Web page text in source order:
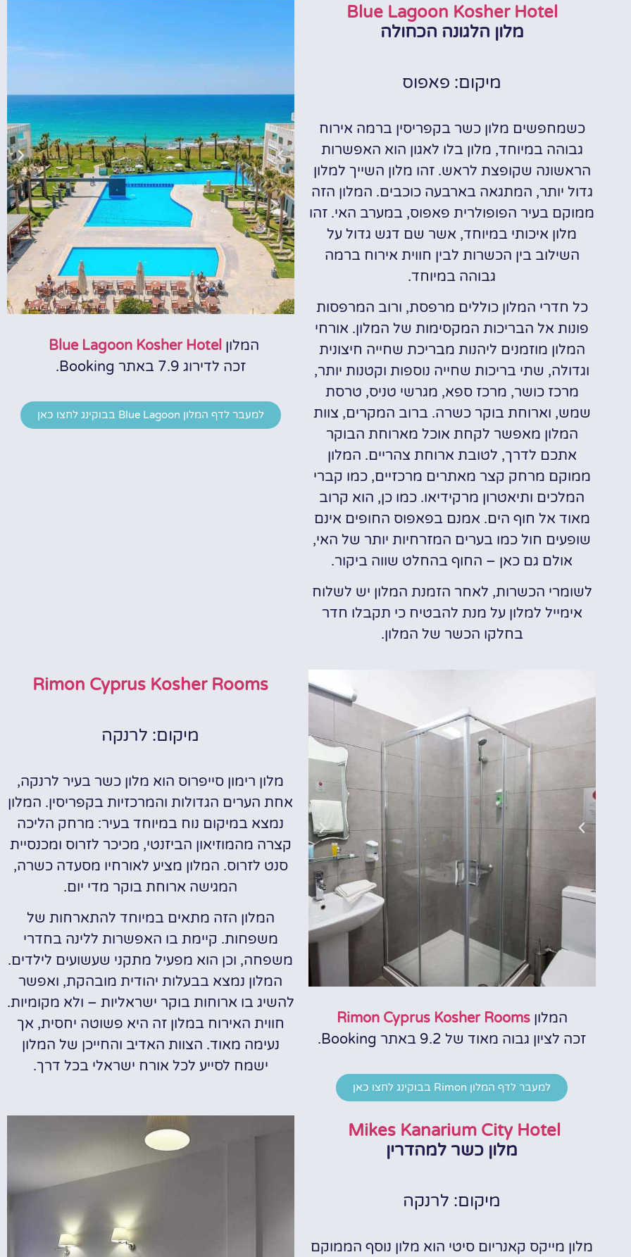
Blue Lagoon Kosher Hotel
מלון הלגונה הכחולה
מיקום: פאפוס
כשמחפשים מלון כשר בקפריסין ברמה אירוח
גבוהה במיוחד, מלון בלו לאגון הוא האפשרות
הראשונה שקופצת לראש. זהו מלון השייך למלון
גדול יותר, המתגאה בארבעה כוכבים. המלון הזה
ממוקם בעיר הפופולרית פאפוס, במערב האי. זהו
מלון איכותי במיוחד, אשר שם דגש גדול על
השילוב בין הכשרות לבין חווית אירוח ברמה
גבוהה במיוחד.
כל חדרי המלון כוללים מרפסת, ורוב המרפסות
פונות אל הבריכות המקסימות של המלון. אורחי
המלון מוזמנים ליהנות מבריכת שחייה חיצונית
וגדולה, שתי בריכות שחייה נוספות וקטנות יותר,
מרכז כושר, מרכז ספא, מגרשי טניס, טרסת
שמש, וארוחת בוקר כשרה. ברוב המקרים, צוות
המלון מאפשר לקחת אוכל מארוחת הבוקר
אתכם לדרך, לטובת ארוחת צהריים. המלון
ממוקם מרחק קצר מאתרים מרכזיים, כמו קברי
המלכים ותיאטרון מרקידיאו. כמו כן, הוא קרוב
מאוד אל חוף הים. אמנם בפאפוס החופים אינם
שופעים חול כמו בערים המזרחיות יותר של האי,
אולם גם כאן – החוף בהחלט שווה ביקור.
לשומרי הכשרות, לאחר הזמנת המלון יש לשלוח
אימייל למלון על מנת להבטיח כי תקבלו חדר
בחלקו הכשר של המלון.
המלון Blue Lagoon Kosher Hotel
זכה לדירוג 7.9 באתר Booking.
למעבר לדף המלון Blue Lagoon בבוקינג לחצו כאן
המלוןRimon Cyprus Kosher Rooms
זכה לציון גבוה מאוד של 9.2 באתר Booking.
למעבר לדף המלון Rimon בבוקינג לחצו כאן
Rimon Cyprus Kosher Rooms
מיקום: לרנקה
מלון רימון סייפרוס הוא מלון כשר בעיר לרנקה,
אחת הערים הגדולות והמרכזיות בקפריסין. המלון
נמצא במיקום נוח במיוחד בעיר: מרחק הליכה
קצרה מהמוזיאון הביזנטי, מכיכר לזרוס ומכנסיית
סנט לזרוס. המלון מציע לאורחיו מסעדה כשרה,
המגישה ארוחת בוקר מדי יום.
המלון הזה מתאים במיוחד להתארחות של
משפחות. קיימת בו האפשרות ללינה בחדרי
משפחה, וכן הוא מפעיל מתקני שעשועים לילדים.
המלון נמצא בבעלות יהודית מובהקת, ואפשר
להשיג בו ארוחות בוקר ישראליות – ולא מקומיות.
חווית האירוח במלון זה היא פשוטה יחסית, אך
נעימה מאוד. הצוות האדיב והחייכן של המלון
ישמח לסייע לכל אורח ישראלי בכל דרך.
Mikes Kanarium City Hotel
מלון כשר למהדרין
מיקום: לרנקה
מלון מייקס קאנריום סיטי הוא מלון נוסף הממוקם